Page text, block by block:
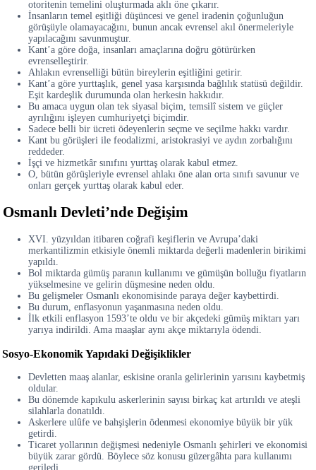
otoritenin temelini oluşturmada aklı öne çıkarır.
İnsanların temel eşitliği düşüncesi ve genel iradenin çoğunluğun
görüşüyle olamayacağını, bunun ancak evrensel akıl önermeleriyle
yapılacağını savunmuştur.
Kant’a göre doğa, insanları amaçlarına doğru götürürken
evrenselleştirir.
Ahlakın evrenselliği bütün bireylerin eşitliğini getirir.
Kant’a göre yurttaşlık, genel yasa karşısında bağlılık statüsü değildir.
Eşit kardeşlik durumunda olan herkesin hakkıdır.
Bu amaca uygun olan tek siyasal biçim, temsilî sistem ve güçler
ayrılığını işleyen cumhuriyetçi biçimdir.
Sadece belli bir ücreti ödeyenlerin seçme ve seçilme hakkı vardır.
Kant bu görüşleri ile feodalizmi, aristokrasiyi ve aydın zorbalığını
reddeder.
İşçi ve hizmetkâr sınıfını yurttaş olarak kabul etmez.
O, bütün görüşleriyle evrensel ahlakı öne alan orta sınıfı savunur ve
onları gerçek yurttaş olarak kabul eder.
Osmanlı Devleti’nde Değişim
XVI. yüzyıldan itibaren coğrafi keşiflerin ve Avrupa’daki
merkantilizmin etkisiyle önemli miktarda değerli madenlerin birikimi
yapıldı.
Bol miktarda gümüş paranın kullanımı ve gümüşün bolluğu fiyatların
yükselmesine ve gelirin düşmesine neden oldu.
Bu gelişmeler Osmanlı ekonomisinde paraya değer kaybettirdi.
Bu durum, enflasyonun yaşanmasına neden oldu.
İlk etkili enflasyon 1593’te oldu ve bir akçedeki gümüş miktarı yarı
yarıya indirildi. Ama maaşlar aynı akçe miktarıyla ödendi.
Sosyo-Ekonomik Yapıdaki Değişiklikler
Devletten maaş alanlar, eskisine oranla gelirlerinin yarısını kaybetmiş
oldular.
Bu dönemde kapıkulu askerlerinin sayısı birkaç kat artırıldı ve ateşli
silahlarla donatıldı.
Askerlere ulûfe ve bahşişlerin ödenmesi ekonomiye büyük bir yük
getirdi.
Ticaret yollarının değişmesi nedeniyle Osmanlı şehirleri ve ekonomisi
büyük zarar gördü. Böylece söz konusu güzergâhta para kullanımı
geriledi.